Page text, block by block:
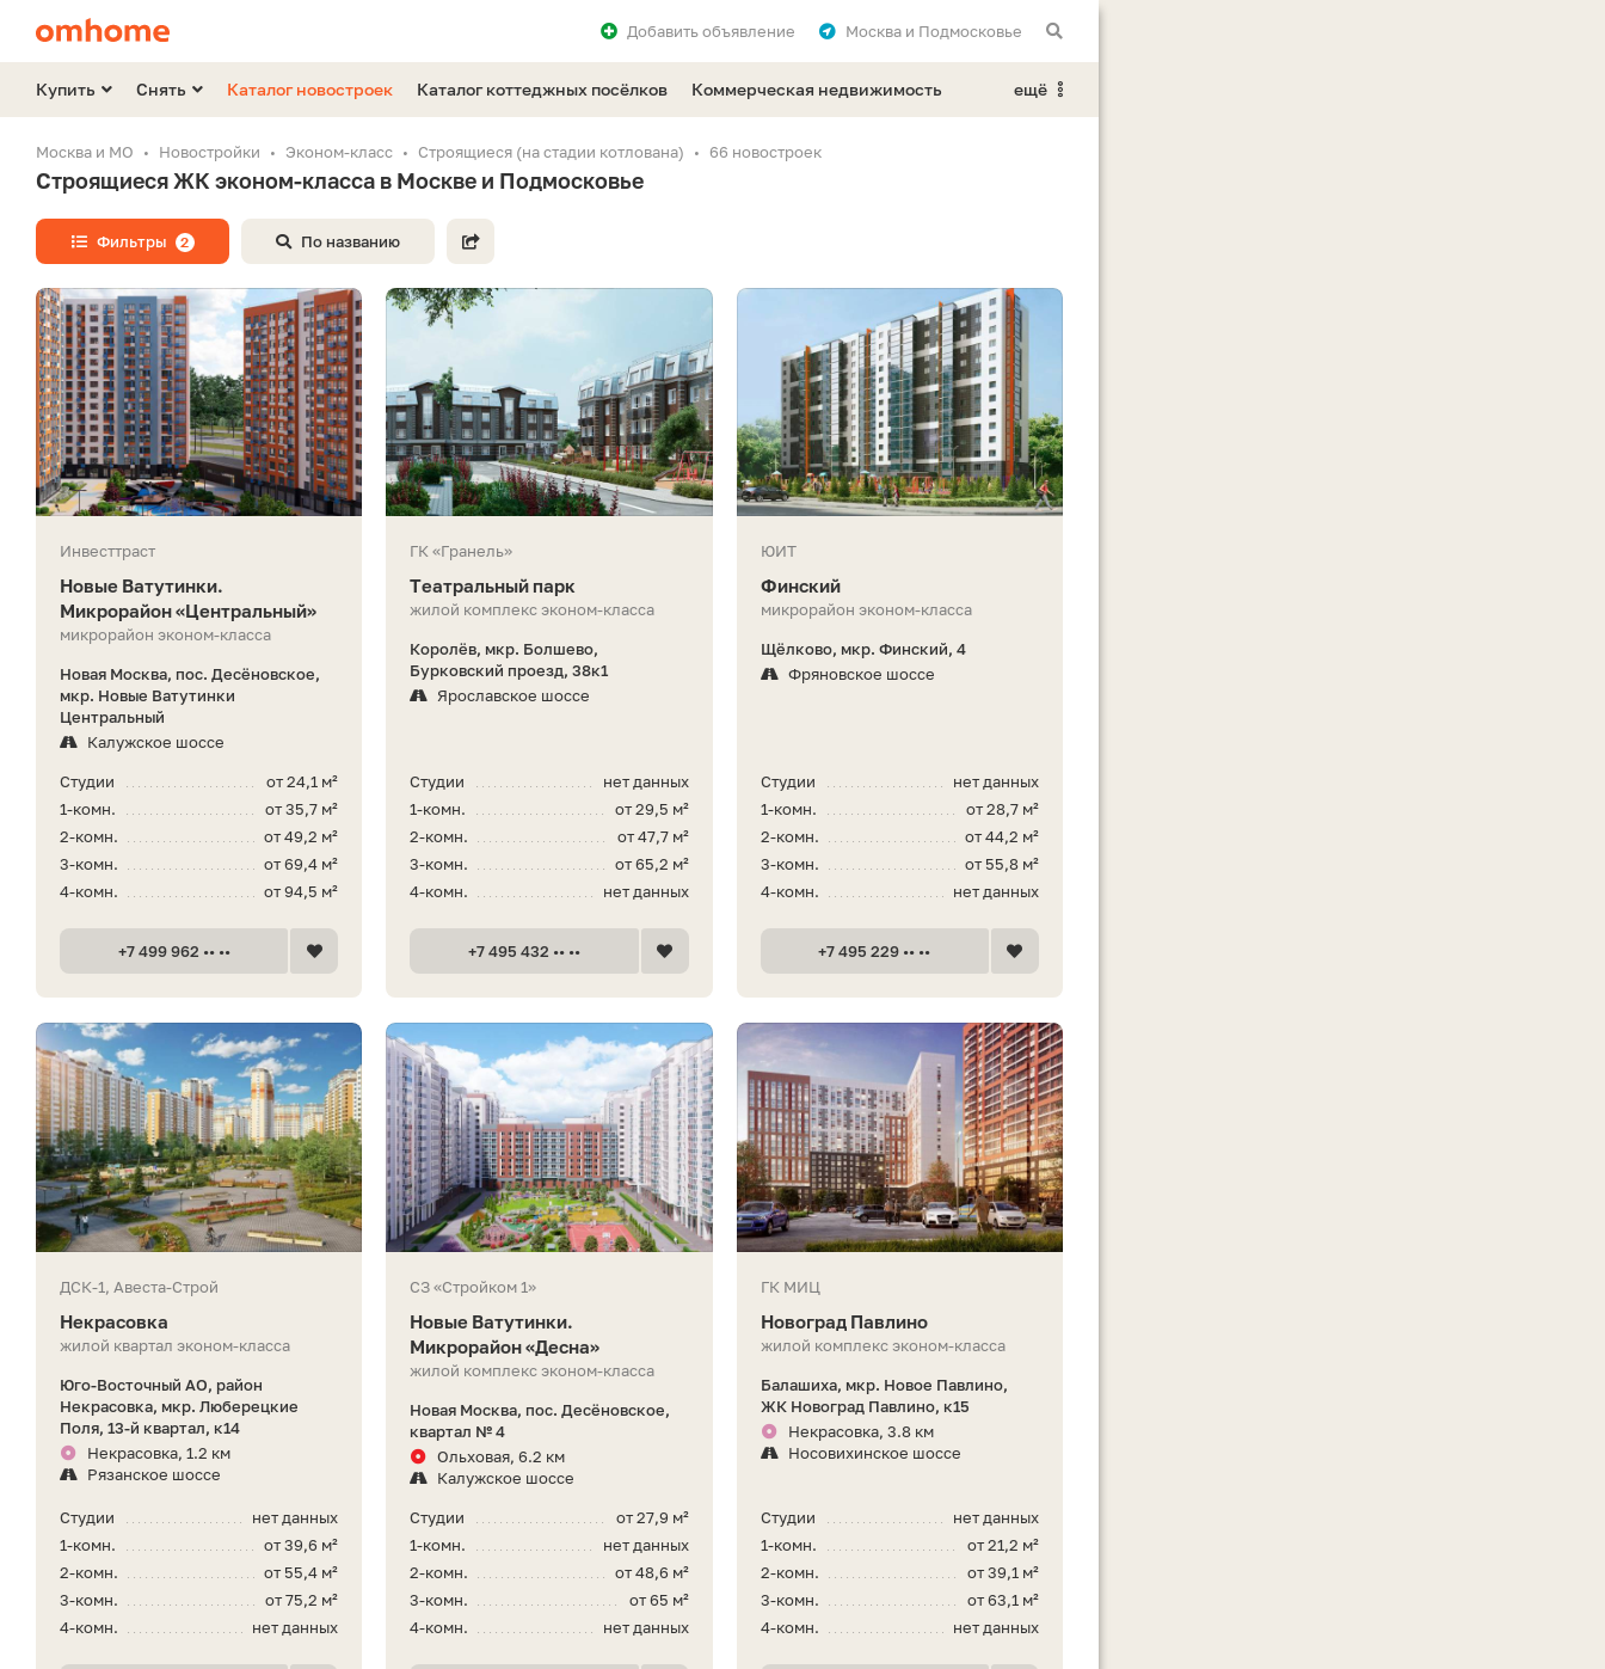
Москва и Подмосковье
Добавитьобъявление
Купить Снять Каталог новостроек Каталог коттеджных посёлков Коммерческая недвижимость ещё
Москва и МО Новостройки Эконом-класс Строящиеся (на стадии котлована) 66 новостроек
Строящиеся ЖК эконом-класса в Москве и Подмосковье
Фильтры 2 По названию
Инвесттраст
Новые Ватутинки.
Микрорайон «Центральный»
микрорайон эконом-класса
Новая Москва, пос. Десёновское,
мкр. Новые Ватутинки
Центральный
Калужское шоссе
от 24,1 м²
Студии
от 35,7 м²
1-комн.
от 49,2 м²
2-комн.
от 69,4 м²
3-комн.
от 94,5 м²
4-комн.
+7 499 962 •• ••
ГК «Гранель»
Театральный парк
жилой комплекс эконом-класса
Королёв, мкр. Болшево,
Бурковский проезд, 38к1
Ярославское шоссе
нет данных
Студии
от 29,5 м²
1-комн.
от 47,7 м²
2-комн.
от 65,2 м²
3-комн.
нет данных
4-комн.
+7 495 432 •• ••
ЮИТ
Финский
микрорайон эконом-класса
Щёлково, мкр. Финский, 4
Фряновское шоссе
нет данных
Студии
от 28,7 м²
1-комн.
от 44,2 м²
2-комн.
от 55,8 м²
3-комн.
нет данных
4-комн.
+7 495 229 •• ••
ДСК-1, Авеста-Строй
Некрасовка
жилой квартал эконом-класса
Юго-Восточный АО, район
Некрасовка, мкр. Люберецкие
Поля, 13-й квартал, к14
Некрасовка, 1.2 км
Рязанское шоссе
нет данных
Студии
от 39,6 м²
1-комн.
от 55,4 м²
2-комн.
от 75,2 м²
3-комн.
нет данных
4-комн.
СЗ «Стройком 1»
Новые Ватутинки.
Микрорайон «Десна»
жилой комплекс эконом-класса
Новая Москва, пос. Десёновское,
квартал № 4
Ольховая, 6.2 км
Калужское шоссе
от 27,9 м²
Студии
нет данных
1-комн.
от 48,6 м²
2-комн.
от 65 м²
3-комн.
нет данных
4-комн.
ГК МИЦ
Новоград Павлино
жилой комплекс эконом-класса
Балашиха, мкр. Новое Павлино,
ЖК Новоград Павлино, к15
Некрасовка, 3.8 км
Носовихинское шоссе
нет данных
Студии
от 21,2 м²
1-комн.
от 39,1 м²
2-комн.
от 63,1 м²
3-комн.
нет данных
4-комн.